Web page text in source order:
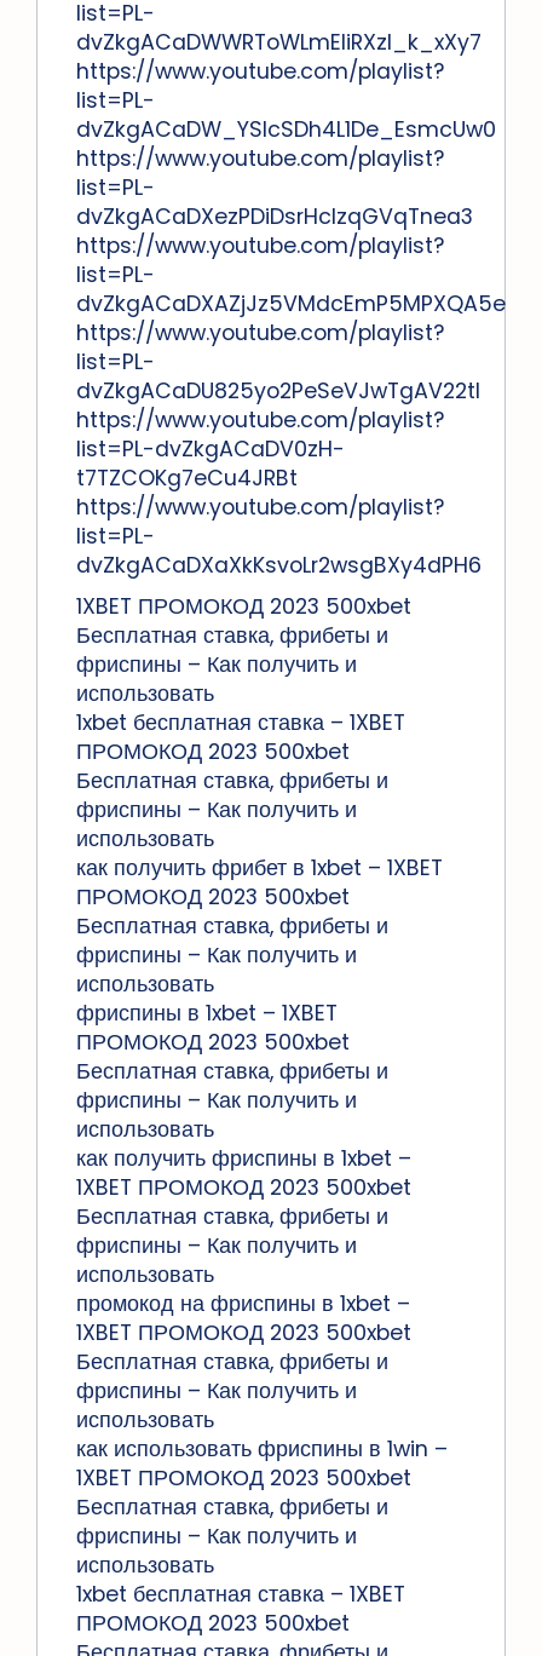
list=PL-
dvZkgACaDWWRToWLmEliRXzl_k_xXy7
https://www.youtube.com/playlist?
list=PL-
dvZkgACaDW_YSlcSDh4L1De_EsmcUw0
https://www.youtube.com/playlist?
list=PL-
dvZkgACaDXezPDiDsrHcIzqGVqTnea3
https://www.youtube.com/playlist?
list=PL-
dvZkgACaDXAZjJz5VMdcEmP5MPXQA5e
https://www.youtube.com/playlist?
list=PL-
dvZkgACaDU825yo2PeSeVJwTgAV22tI
https://www.youtube.com/playlist?
list=PL-dvZkgACaDV0zH-
t7TZCOKg7eCu4JRBt
https://www.youtube.com/playlist?
list=PL-
dvZkgACaDXaXkKsvoLr2wsgBXy4dPH6
1XBET ПРОМОКОД 2023 500xbet
Бесплатная ставка, фрибеты и
фриспины – Как получить и
использовать
1xbet бесплатная ставка – 1XBET
ПРОМОКОД 2023 500xbet
Бесплатная ставка, фрибеты и
фриспины – Как получить и
использовать
как получить фрибет в 1xbet – 1XBET
ПРОМОКОД 2023 500xbet
Бесплатная ставка, фрибеты и
фриспины – Как получить и
использовать
фриспины в 1xbet – 1XBET
ПРОМОКОД 2023 500xbet
Бесплатная ставка, фрибеты и
фриспины – Как получить и
использовать
как получить фриспины в 1xbet –
1XBET ПРОМОКОД 2023 500xbet
Бесплатная ставка, фрибеты и
фриспины – Как получить и
использовать
промокод на фриспины в 1xbet –
1XBET ПРОМОКОД 2023 500xbet
Бесплатная ставка, фрибеты и
фриспины – Как получить и
использовать
как использовать фриспины в 1win –
1XBET ПРОМОКОД 2023 500xbet
Бесплатная ставка, фрибеты и
фриспины – Как получить и
использовать
1xbet бесплатная ставка – 1XBET
ПРОМОКОД 2023 500xbet